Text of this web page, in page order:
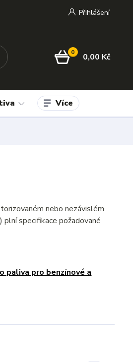
Přihlášení
0 0,00 Kč
Více
nebo nezávislém
specifikace požadované
paliva pro benzínové a